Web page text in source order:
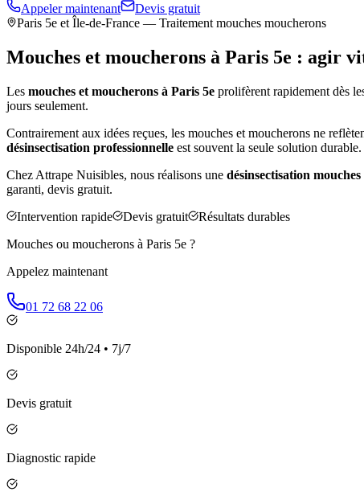
Appeler maintenant
Devis gratuit
Paris 5e et Île-de-France — Traitement mouches moucherons
Mouches et moucherons à Paris 5e : agir
Les mouches et moucherons à Paris 5e prolifèrent rapidement dès
jours seulement.
Contrairement aux idées reçues, les mouches et moucherons ne
désinsectisation professionnelle est souvent la seule solution durable.
Chez Attrape Nuisibles, nous réalisons une désinsectisation
garanti, devis gratuit.
Intervention rapide
Devis gratuit
Résultats durables
Mouches ou moucherons à Paris 5e ?
Appelez maintenant
01 72 68 22 06
Disponible 24h/24 • 7j/7
Devis gratuit
Diagnostic rapide